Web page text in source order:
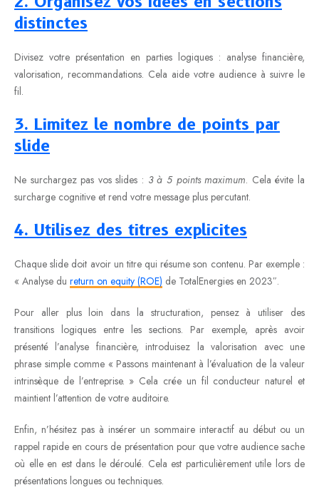
distinctes
Divisez votre présentation en parties logiques : analyse financière,
valorisation, recommandations. Cela aide votre audience à suivre le
fil.
3. Limitez le nombre de points par
slide
Ne surchargez pas vos slides : 3 à 5 points maximum. Cela évite la
surcharge cognitive et rend votre message plus percutant.
4. Utilisez des titres explicites
Chaque slide doit avoir un titre qui résume son contenu. Par exemple :
« Analyse du return on equity (ROE) de TotalEnergies en 2023″.
Pour aller plus loin dans la structuration, pensez à utiliser des
transitions logiques entre les sections. Par exemple, après avoir
présenté l’analyse financière, introduisez la valorisation avec une
phrase simple comme « Passons maintenant à l’évaluation de la valeur
intrinsèque de l’entreprise. » Cela crée un fil conducteur naturel et
maintient l’attention de votre auditoire.
Enfin, n’hésitez pas à insérer un sommaire interactif au début ou un
rappel rapide en cours de présentation pour que votre audience sache
où elle en est dans le déroulé. Cela est particulièrement utile lors de
présentations longues ou techniques.